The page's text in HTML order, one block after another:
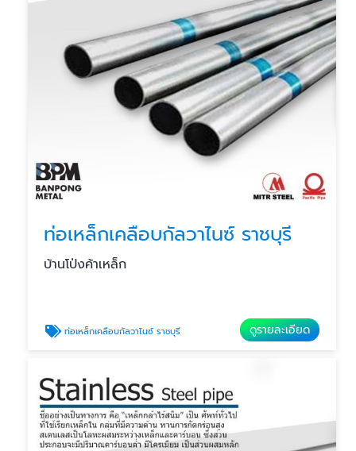
ท่อเหล็กเคลือบกัลวาไนซ์ ราชบุรี
บ้านโป่งค้าเหล็ก
ท่อเหล็กเคลือบกัลวาไนซ์ ราชบุรี ดูรายละเอียด